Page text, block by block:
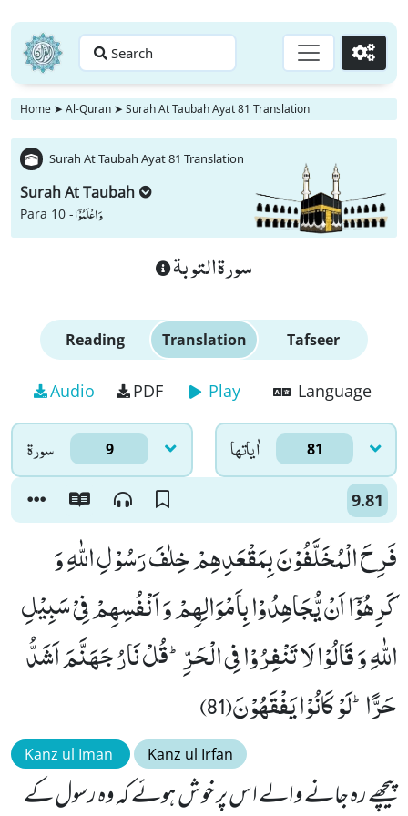
Search Go
Home ➤ Al-Quran ➤ Surah At Taubah Ayat 81 Translation
Surah At Taubah Ayat 81 Translation
Surah At Taubah
Para 10 -وَ اعْلَمُوْۤا
سورة التوبة
Reading Translation Tafseer
Audio PDF Play Language
سورۃ 9 اٰياتها 81
9.81
فَرِحَ الْمُخَلَّفُوْنَ بِمَقْعَدِهِمْ خِلٰفَ رَسُوْلِ اللّٰهِ وَ
كَرِهُوْۤا اَنْ یُّجَاهِدُوْا بِاَمْوَالِهِمْ وَ اَنْفُسِهِمْ فِیْ سَبِیْلِ
اللّٰهِ وَ قَالُوْا لَا تَنْفِرُوْا فِی الْحَرِّؕ-قُلْ نَارُ جَهَنَّمَ اَشَدُّ
حَرًّاؕ-لَوْ كَانُوْا یَفْقَهُوْنَ(81)
Kanz ul Iman Kanz ul Irfan
پیچھے رہ جانے والے اس پر خوش ہوئے کہ وہ رسول کے